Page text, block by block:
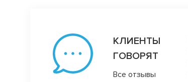
КЛИЕНТЫ
ГОВОРЯТ
Все отзывы
Люблю Ваш магазинчик!!!!